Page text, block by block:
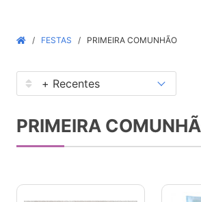
FESTAS PRIMEIRA COMUNHÃO
PRIMEIRA